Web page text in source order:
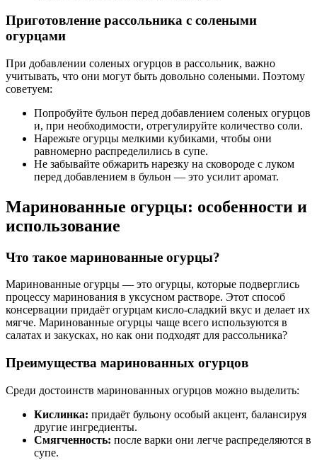
Приготовление рассольника с солеными
огурцами
При добавлении соленых огурцов в рассольник, важно
учитывать, что они могут быть довольно солеными. Поэтому
советуем:
Попробуйте бульон перед добавлением соленых огурцов
и, при необходимости, отрегулируйте количество соли.
Нарежьте огурцы мелкими кубиками, чтобы они
равномерно распределились в супе.
Не забывайте обжарить нарезку на сковороде с луком
перед добавлением в бульон — это усилит аромат.
Маринованные огурцы: особенности и
использование
Что такое маринованные огурцы?
Маринованные огурцы — это огурцы, которые подверглись
процессу маринования в уксусном растворе. Этот способ
консервации придаёт огурцам кисло-сладкий вкус и делает их
мягче. Маринованные огурцы чаще всего используются в
салатах и закусках, но как они подходят для рассольника?
Преимущества маринованных огурцов
Среди достоинств маринованных огурцов можно выделить:
Кислинка: придаёт бульону особый акцент, балансируя
другие ингредиенты.
Смягченность: после варки они легче распределяются в
супе.